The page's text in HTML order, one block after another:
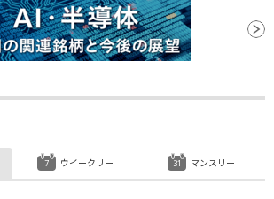
ウイークリー マンスリー